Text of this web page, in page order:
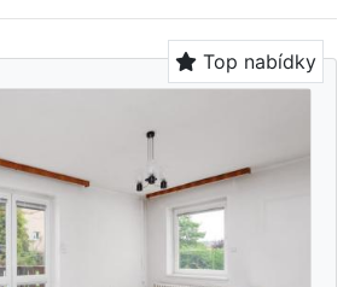
Top nabídky